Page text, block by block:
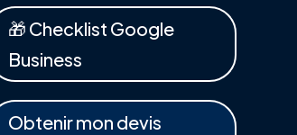
🎁 Checklist Google
Business
Obtenir mon devis